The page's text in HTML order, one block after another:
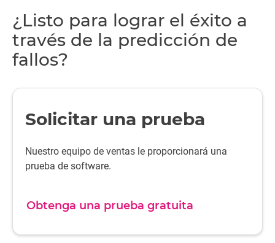
¿Listo para lograr el éxito a
través de la predicción de
fallos?
Solicitar una prueba
Nuestro equipo de ventas le proporcionará una
prueba de software.
Obtenga una prueba gratuita